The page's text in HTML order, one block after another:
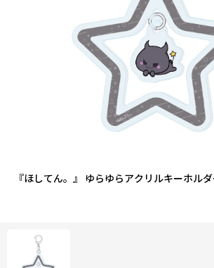
『ほしてん。』 ゆらゆらアクリルキーホル